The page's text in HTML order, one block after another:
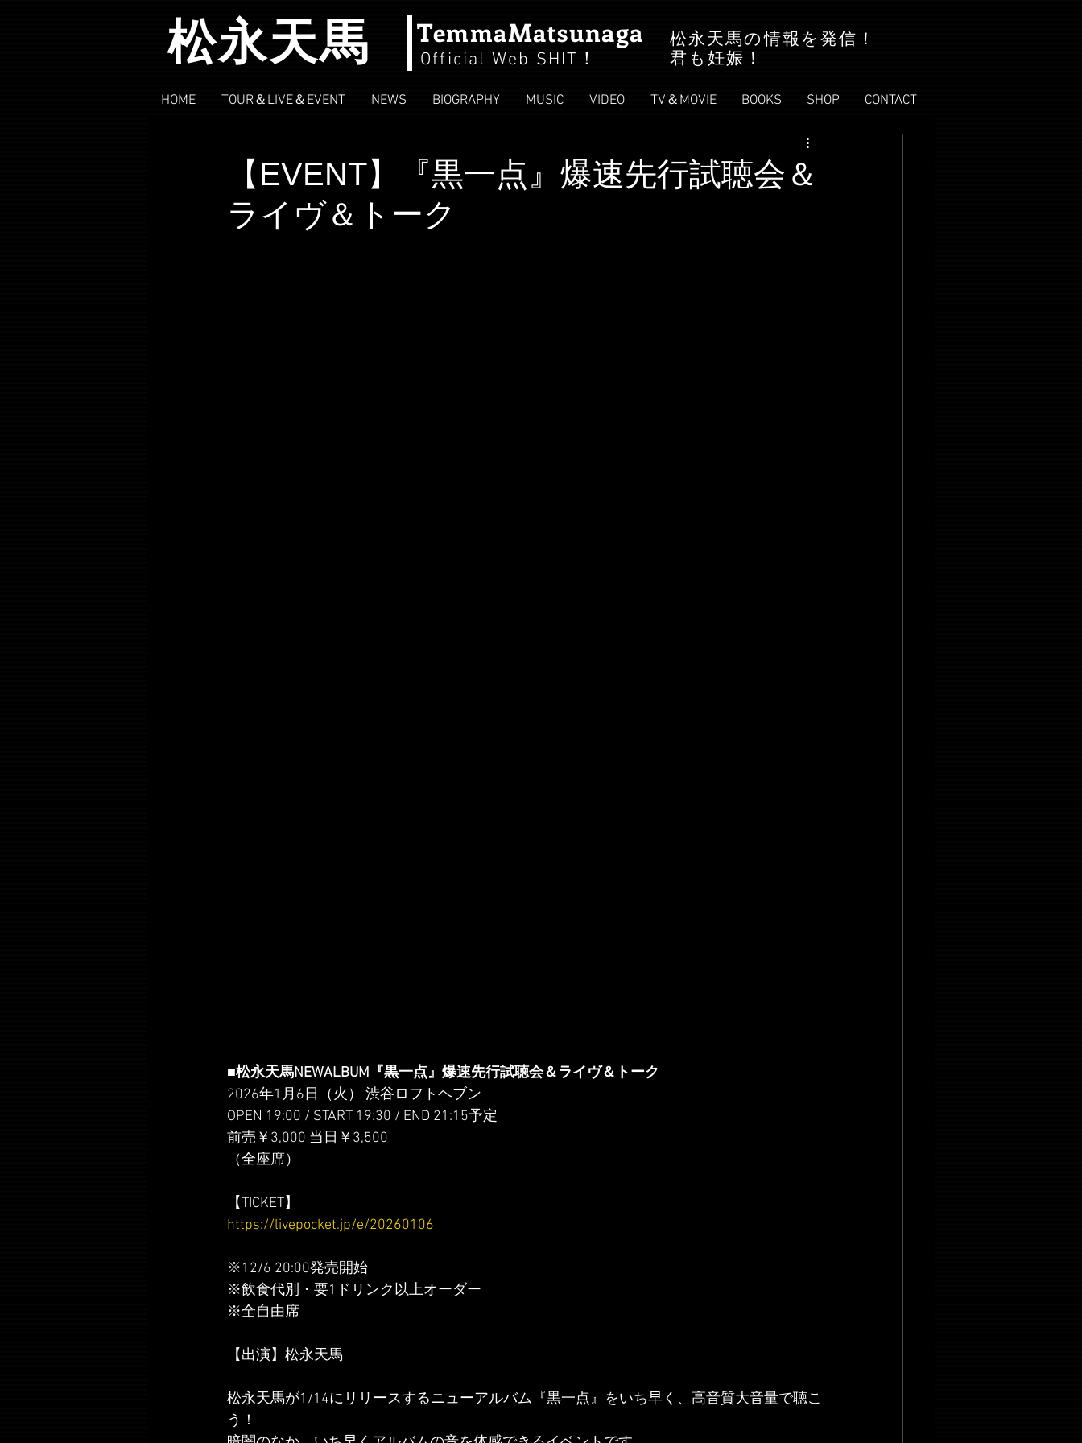
松永天馬 TemmaMatsunaga
Official Web SHIT ！
松永天馬の情報を発信！
君も妊娠！
HOME TOUR＆LIVE＆EVENT NEWS BIOGRAPHY MUSIC VIDEO TV＆MOVIE BOOKS SHOP CONTACT
【EVENT】『黒一点』爆速先行試聴会＆
ライヴ＆トーク
■松永天馬NEWALBUM『黒一点』爆速先行試聴会＆ライヴ＆トーク
2026年1月6日（火） 渋谷ロフトヘブン
OPEN 19:00 / START 19:30 / END 21:15予定
前売￥3,000 当日￥3,500
（全座席）
【TICKET】
https://livepocket.jp/e/20260106
※12/6 20:00発売開始
※飲食代別・要1ドリンク以上オーダー
※全自由席
【出演】松永天馬
松永天馬が1/14にリリースするニューアルバム『黒一点』をいち早く、高音質大音量で聴こ
う！